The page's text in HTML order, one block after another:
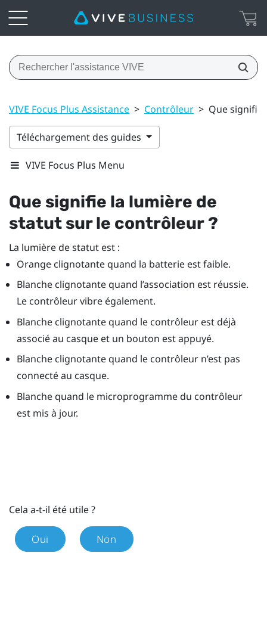
VIVE Focus Plus Assistance > Contrôleur > Que signifie
Téléchargement des guides
VIVE Focus Plus Menu
Que signifie la lumière de
statut sur le contrôleur ?
La lumière de statut est :
Orange clignotante quand la batterie est faible.
Blanche clignotante quand l’association est réussie.
Le contrôleur vibre également.
Blanche clignotante quand le contrôleur est déjà
associé au casque et un bouton est appuyé.
Blanche clignotante quand le contrôleur n’est pas
connecté au casque.
Blanche quand le microprogramme du contrôleur
est mis à jour.
Cela a-t-il été utile ?
Oui Non